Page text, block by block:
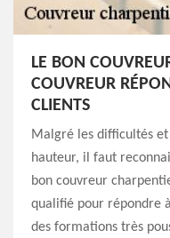
LE BON
COUVREUR
CLIENTS
Malgré les difficultés
hauteur, il faut
bon couvreur
qualifié pour répondre
des formations très